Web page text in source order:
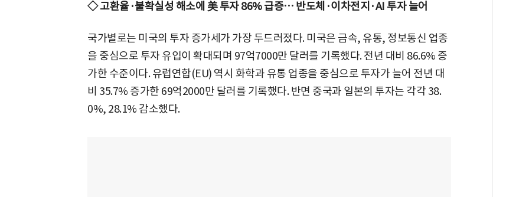
◇ 고환율·불확실성 해소에 美 투자 86% 급증… 반도체·이차전지·AI 투자 늘어
국가별로는 미국의 투자 증가세가 가장 두드러졌다. 미국은 금속, 유통, 정보통신 업종
을 중심으로 투자 유입이 확대되며 97억7000만 달러를 기록했다. 전년 대비 86.6% 증
가한 수준이다. 유럽연합(EU) 역시 화학과 유통 업종을 중심으로 투자가 늘어 전년 대
비 35.7% 증가한 69억2000만 달러를 기록했다. 반면 중국과 일본의 투자는 각각 38.
0%, 28.1% 감소했다.